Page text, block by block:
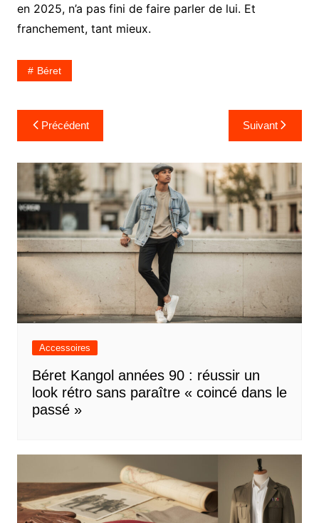
en 2025, n’a pas fini de faire parler de lui. Et
franchement, tant mieux.
Béret
Navigation
de
l’article
Précédent Suivant
Accessoires
Béret Kangol années 90 : réussir un
look rétro sans paraître « coincé dans le
passé »